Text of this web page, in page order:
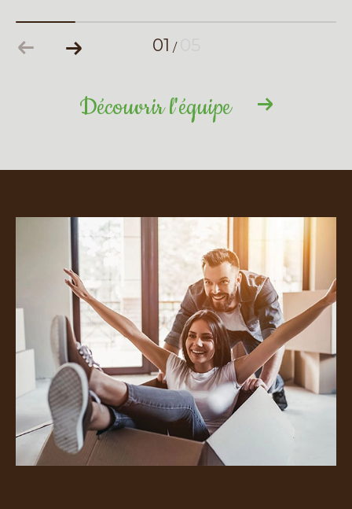
01 /
Découvrir l'équipe